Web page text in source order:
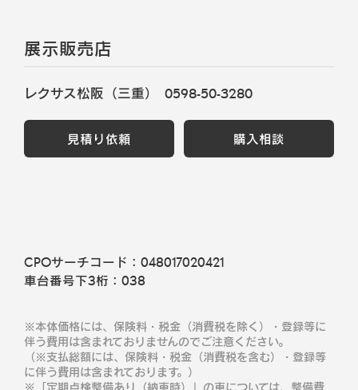
展示販売店
レクサス松阪（三重） 0598-50-3280
見積り依頼 購入相談
CPOサーチコード： 048017020421
車台番号下3桁： 038
※本体価格には、保険料・税金（消費税を除く）・登録等に
伴う費用は含まれておりませんのでご注意ください。
（※支払総額には、保険料・税金（消費税を含む）・登録等
に伴う費用は含まれております。）
※「定期点検整備あり（納車時）」の車については、整備費